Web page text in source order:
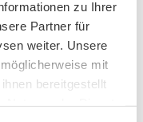
zu Ihrer
Partner für
weiter. Unsere
mit
bereitgestellt